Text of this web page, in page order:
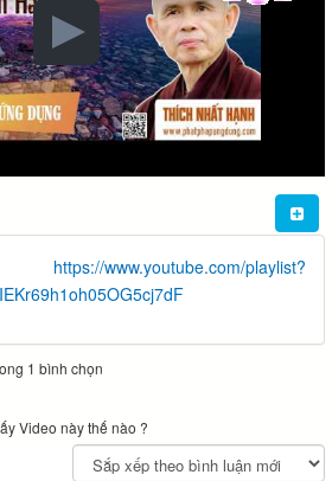
https://www.youtube.com/playlist?
1 bình chọn
Video này thế nào ?